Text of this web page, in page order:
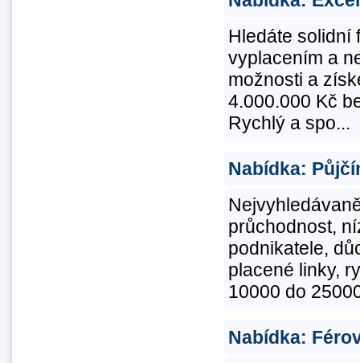
Hledáte solidní
vyplacením a
možnosti a
4.000.000 Kč
Rychlý a spo...
Nabídka:
průchodnost,
podnikatele,
placené linky,
10000 do
Nabídka: